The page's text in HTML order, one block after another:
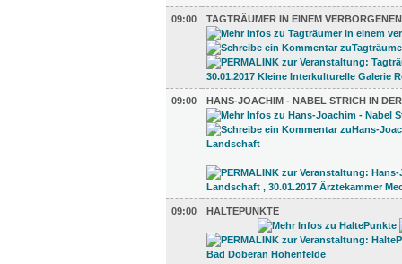
09:00 TAGTRÄUMER IN EINEM
09:00 HANS-JOACHIM - NABEL STRICH IN
09:00 HALTEPUNKTE